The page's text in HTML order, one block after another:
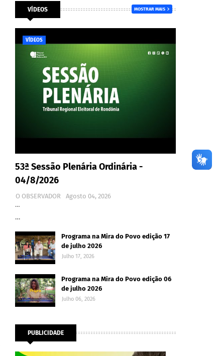
VÍDEOS MOSTRAR MAIS
VÍDEOS
53ª Sessão Plenária Ordinária -
04/8/2026
O OBSERVADOR
Agosto 04, 2026
…
…
Programa na Mira do Povo edição 17
de julho 2026
Julho 17, 2026
Programa na Mira do Povo edição 06
de julho 2026
Julho 06, 2026
PUBLICIDADE